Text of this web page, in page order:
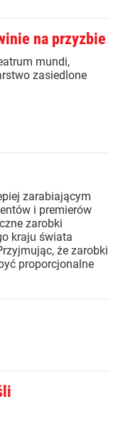
na przyzbie
mundi,
zasiedlone
zarabiającym
i premierów
zarobki
kraju świata
że zarobki
proporcjonalne